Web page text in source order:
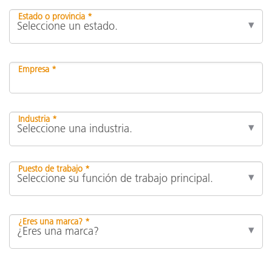
Estado o provincia *
Empresa *
Industria *
Puesto de trabajo *
¿Eres una marca? *